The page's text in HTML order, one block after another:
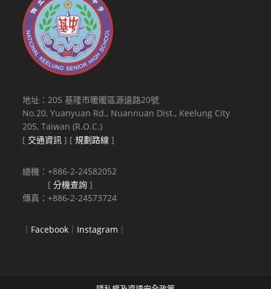
地址：205 基隆市暖暖區源遠路20號
No.20, Yuanyuan Rd., Nuannuan Dist., Keelung City
205, Taiwan (R.O.C.)
[ 交通資訊 ] [規劃路線 ]
總機：+886-2-24582052
[分機查詢 ]
傳真：+886-2-24573724
｜ Facebook ｜ Instagram ｜